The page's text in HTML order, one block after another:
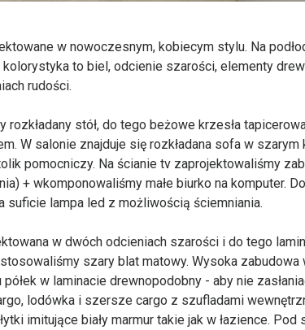
w nowoczesnym, kobiecym stylu. Na
kolorystyka to biel, odcienie szarości, elementy
rudości.
rozkładany stół, do tego beżowe krzesła
W salonie znajduje się rozkładana sofa w
pomocniczy. Na ścianie tv zaprojektowaliśmy
+ wkomponowaliśmy małe biurko na komputer.
suficie lampa led z możliwością ściemniania.
w dwóch odcieniach szarości i do tego
szary blat matowy. Wysoka zabudowa
w laminacie drewnopodobny - aby nie
lodówka i szersze cargo z szufladami
imitujące biały marmur takie jak w łazience.